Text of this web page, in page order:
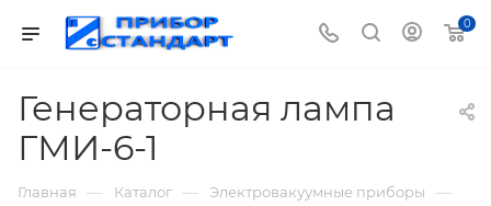
0
Генераторная лампа
ГМИ-6-1
Главная — Каталог — Электровакуумные приборы —